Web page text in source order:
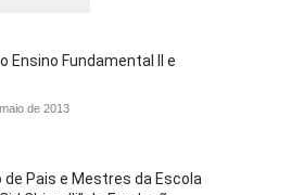
Ensino Fundamental II e
de 2013
Pais e Mestres da Escola